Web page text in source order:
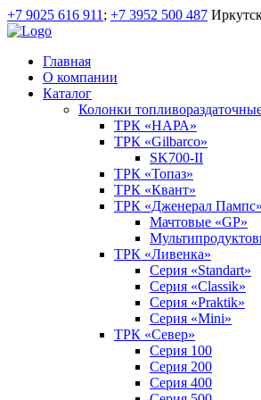
+7 9025 616 911 ; +7 3952 500 487
Главная
О компании
Каталог
Колонки
ТРК «НАРА»
ТРК «Gilbarco»
SK700-II
ТРК «Топаз»
ТРК «Квант»
ТРК «Дженерал
Мачтовые «GP»
ТРК «Ливенка»
Серия «Standart»
Серия «Classik»
Серия «Praktik»
Серия «Mini»
ТРК «Север»
Серия 100
Серия 200
Серия 400